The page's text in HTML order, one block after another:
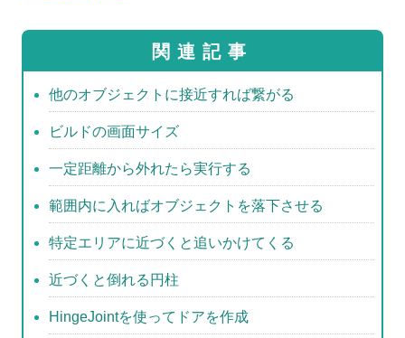
tt
er
c
e
b
o
o
k
e 関連記事
他のオブジェクトに接近すれば繋がる
ビルドの画面サイズ
一定距離から外れたら実行する
範囲内に入ればオブジェクトを落下させる
特定エリアに近づくと追いかけてくる
近づくと倒れる円柱
HingeJointを使ってドアを作成